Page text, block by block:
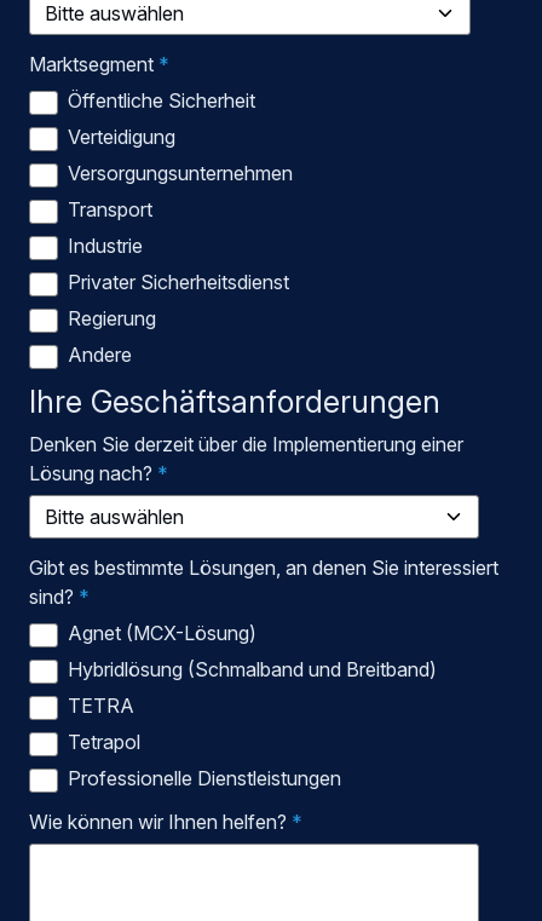
Marktsegment *
Öffentliche Sicherheit
Verteidigung
Versorgungsunternehmen
Transport
Industrie
Privater Sicherheitsdienst
Regierung
Andere
Ihre Geschäftsanforderungen
Denken Sie derzeit über die Implementierung einer
Lösung nach? *
Gibt es bestimmte Lösungen, an denen Sie interessiert
sind? *
Agnet (MCX-Lösung)
Hybridlösung (Schmalband und Breitband)
TETRA
Tetrapol
Professionelle Dienstleistungen
Wie können wir Ihnen helfen? *